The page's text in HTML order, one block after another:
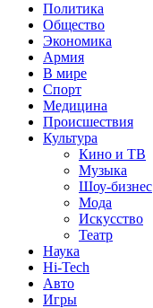
Политика
Общество
Экономика
Армия
В мире
Спорт
Медицина
Происшествия
Культура
Кино и ТВ
Музыка
Шоу-бизнес
Мода
Искусство
Театр
Наука
Hi-Tech
Авто
Игры